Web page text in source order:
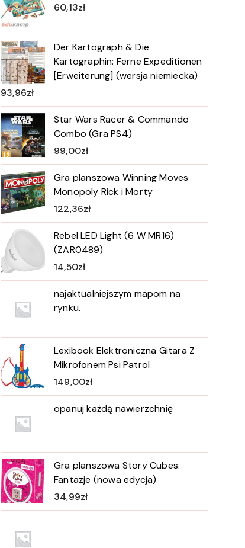
60,13zł
Der Kartograph & Die
Kartographin: Ferne Expeditionen
[Erweiterung] (wersja niemiecka)
93,96zł
Star Wars Racer & Commando
Combo (Gra PS4)
99,00zł
Gra planszowa Winning Moves
Monopoly Rick i Morty
122,36zł
Rebel LED Light (6 W MR16)
(ZAR0489)
14,50zł
najaktualniejszym mapom na
rynku.
Lexibook Elektroniczna Gitara Z
Mikrofonem Psi Patrol
149,00zł
opanuj każdą nawierzchnię
Gra planszowa Story Cubes:
Fantazje (nowa edycja)
34,99zł